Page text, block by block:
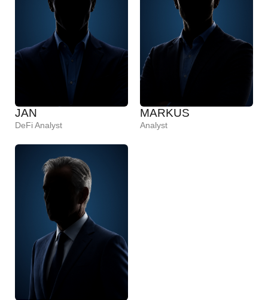
JAN
DeFi Analyst
MARKUS
Analyst